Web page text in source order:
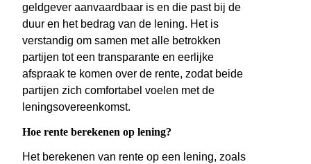
geldgever aanvaardbaar is en die past bij de
duur en het bedrag van de lening. Het is
verstandig om samen met alle betrokken
partijen tot een transparante en eerlijke
afspraak te komen over de rente, zodat beide
partijen zich comfortabel voelen met de
leningsovereenkomst.
Hoe rente berekenen op lening?
Het berekenen van rente op een lening, zoals